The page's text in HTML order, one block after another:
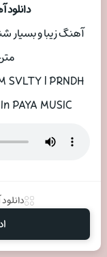
آهنگ زیبا و بسیار
متن
SVLTY | PRNDH
PAYA MUSIC